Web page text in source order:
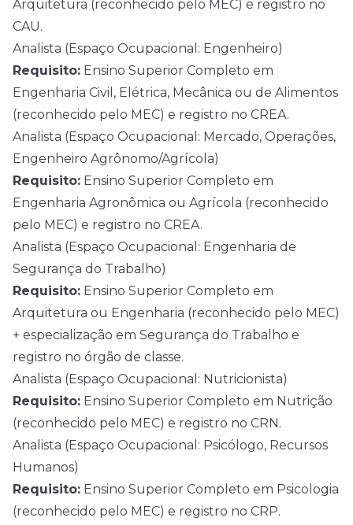
Arquitetura (reconhecido pelo MEC) e registro no
CAU.
Analista (Espaço Ocupacional: Engenheiro)
Requisito: Ensino Superior Completo em
Engenharia Civil, Elétrica, Mecânica ou de Alimentos
(reconhecido pelo MEC) e registro no CREA.
Analista (Espaço Ocupacional: Mercado, Operações,
Engenheiro Agrônomo/Agrícola)
Requisito: Ensino Superior Completo em
Engenharia Agronômica ou Agrícola (reconhecido
pelo MEC) e registro no CREA.
Analista (Espaço Ocupacional: Engenharia de
Segurança do Trabalho)
Requisito: Ensino Superior Completo em
Arquitetura ou Engenharia (reconhecido pelo MEC)
+ especialização em Segurança do Trabalho e
registro no órgão de classe.
Analista (Espaço Ocupacional: Nutricionista)
Requisito: Ensino Superior Completo em Nutrição
(reconhecido pelo MEC) e registro no CRN.
Analista (Espaço Ocupacional: Psicólogo, Recursos
Humanos)
Requisito: Ensino Superior Completo em Psicologia
(reconhecido pelo MEC) e registro no CRP.